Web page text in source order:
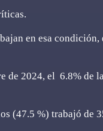
en esa condición,
2024, el 6.8% de
(47.5 %) trabajó de